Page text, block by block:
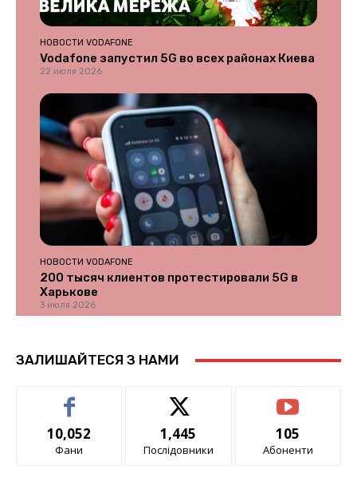
НОВОСТИ VODAFONE
Vodafone запустил 5G во всех районах Киева
22 июля 2026
НОВОСТИ VODAFONE
200 тысяч клиентов протестировали 5G в
Харькове
3 июля 2026
ЗАЛИШАЙТЕСЯ З НАМИ
10,052
Фани
1,445
Послідовники
105
Абоненти